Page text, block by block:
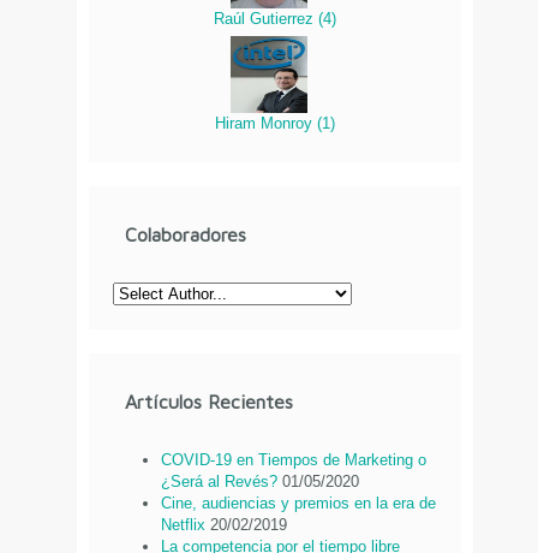
Raúl Gutierrez (4)
Hiram Monroy (1)
Colaboradores
Artículos Recientes
COVID-19 en Tiempos de Marketing o
¿Será al Revés? 01/05/2020
Cine, audiencias y premios en la era de
Netflix 20/02/2019
La competencia por el tiempo libre